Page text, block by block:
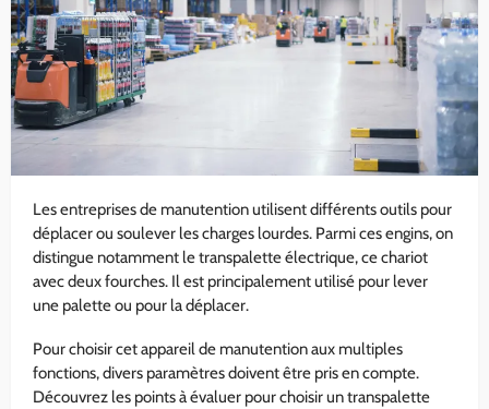
Les entreprises de manutention utilisent différents outils pour
déplacer ou soulever les charges lourdes. Parmi ces engins, on
distingue notamment le transpalette électrique, ce chariot
avec deux fourches. Il est principalement utilisé pour lever
une palette ou pour la déplacer.
Pour choisir cet appareil de manutention aux multiples
fonctions, divers paramètres doivent être pris en compte.
Découvrez les points à évaluer pour choisir un transpalette